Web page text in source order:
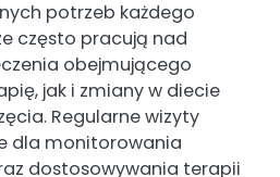
potrzeb każdego
często pracują nad
obejmującego
jak i zmiany w diecie
Regularne wizyty
dla monitorowania
dostosowywania terapii